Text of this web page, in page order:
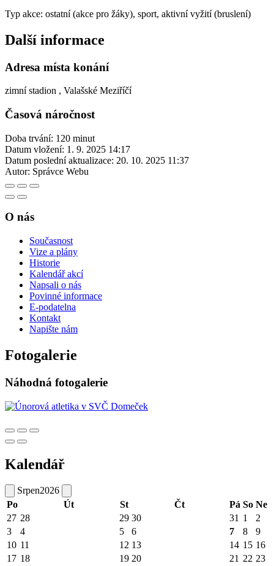
Typ akce: ostatní (akce pro žáky), sport, aktivní vyžití (bruslení)
Další informace
Adresa místa konání
zimní stadion , Valašské Meziříčí
Časová náročnost
Doba trvání: 120 minut
Datum vložení: 1. 9. 2025 14:17
Datum poslední aktualizace: 20. 10. 2025 11:37
Autor: Správce Webu
O nás
Současnost
Vize a plány
Historie
Kalendář akcí
Napsali o nás
Povinné informace
E-podatelna
Kontakt
Napište nám
Fotogalerie
Náhodná fotogalerie
Kalendář
Srpen2026
Po
Út St Čt Pá So Ne
27 28 29 30 31 1
2
3
4 5 6 7 8
9
10 11 12 13 14 15 16
17 18 19 20 21 22 23